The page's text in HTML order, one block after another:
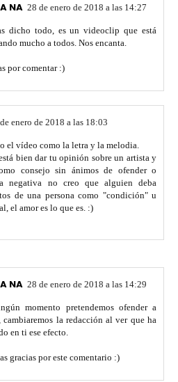
NA 28 de enero de 2018 a las 14:27
dicho todo, es un videoclip que está
mucho a todos. Nos encanta.
por comentar :)
enero de 2018 a las 18:03
el vídeo como la letra y la melodia.
bien dar tu opinión sobre un artista y
consejo sin ánimos de ofender o
negativa no creo que alguien deba
de una persona como "condición" u
el amor es lo que es. :)
NA 28 de enero de 2018 a las 14:29
momento pretendemos ofender a
cambiaremos la redacción al ver que ha
en ti ese efecto.
gracias por este comentario :)